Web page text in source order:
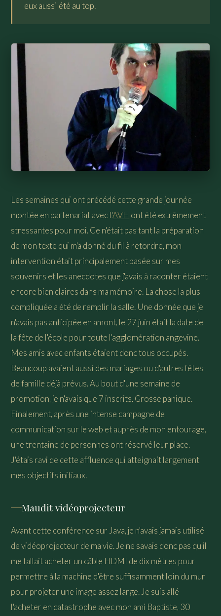
eux aussi été au top.
Les semaines qui ont précédé cette grande journée
montée en partenariat avec l'AVH ont été extrêmement
stressantes pour moi. Ce n'était pas tant la préparation
de mon texte qui m'a donné du fil à retordre, mon
intervention était principalement basée sur mes
souvenirs et les anecdotes que j'avais à raconter étaient
encore bien claires dans ma mémoire. La chose la plus
compliquée a été de remplir la salle. Une donnée que je
n'avais pas anticipée en amont, le 27 juin était la date de
la fête de l'école pour toute l'agglomération angevine.
Mes amis avec enfants étaient donc tous occupés.
Beaucoup avaient aussi des mariages ou d'autres fêtes
de famille déjà prévus. Au bout d'une semaine de
promotion, je n'avais que 7 inscrits. Grosse panique.
Finalement, après une intense campagne de
communication sur le web et auprès de mon entourage,
une trentaine de personnes ont réservé leur place.
J'étais ravi de cette affluence qui atteignait largement
mes objectifs initiaux.
Maudit vidéoprojecteur
Avant cette conférence sur Java, je n'avais jamais utilisé
de vidéoprojecteur de ma vie. Je ne savais donc pas qu'il
me fallait acheter un câble HDMI de dix mètres pour
permettre à la machine d'être suffisamment loin du mur
pour projeter une image assez large. Je suis allé
l'acheter en catastrophe avec mon ami Baptiste, 30